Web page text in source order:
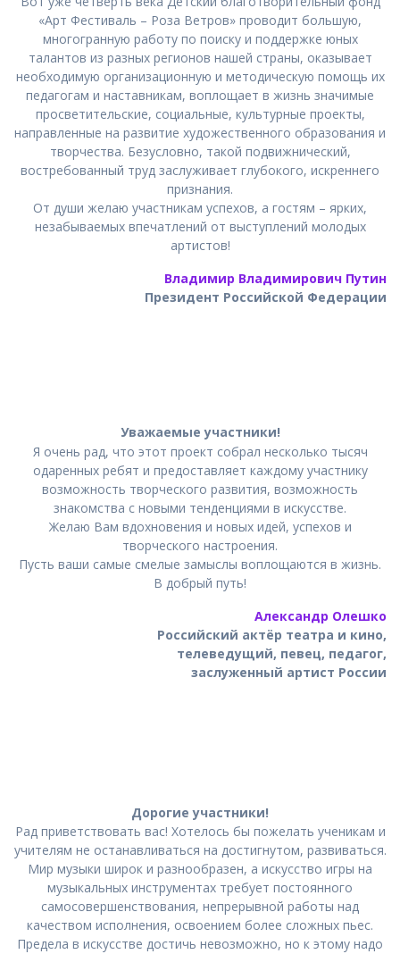
«Арт Фестиваль – Роза Ветров» проводит большую,
многогранную работу по поиску и поддержке юных
талантов из разных регионов нашей страны, оказывает
необходимую организационную и методическую помощь их
педагогам и наставникам, воплощает в жизнь значимые
просветительские, социальные, культурные проекты,
направленные на развитие художественного образования и
творчества. Безусловно, такой подвижнический,
востребованный труд заслуживает глубокого, искреннего
признания.
От души желаю участникам успехов, а гостям – ярких,
незабываемых впечатлений от выступлений молодых
артистов!
Владимир Владимирович Путин
Президент Российской Федерации
Уважаемые участники!
Я очень рад, что этот проект собрал несколько тысяч
одаренных ребят и предоставляет каждому участнику
возможность творческого развития, возможность
знакомства с новыми тенденциями в искусстве.
Желаю Вам вдохновения и новых идей, успехов и
творческого настроения.
Пусть ваши самые смелые замыслы воплощаются в жизнь.
В добрый путь!
Александр Олешко
Российский актёр театра и кино,
телеведущий, певец, педагог,
заслуженный артист России
Дорогие участники!
Рад приветствовать вас! Хотелось бы пожелать ученикам и
учителям не останавливаться на достигнутом, развиваться.
Мир музыки широк и разнообразен, а искусство игры на
музыкальных инструментах требует постоянного
самосовершенствования, непрерывной работы над
качеством исполнения, освоением более сложных пьес.
Предела в искусстве достичь невозможно, но к этому надо